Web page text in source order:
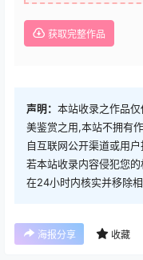
获取完整作品
声明： 本站收录之作品
美鉴赏之用,本站不拥有
自互联网公开渠道或用户
若本站收录内容侵犯您
在24小时内核实并移除相
海报分享 收藏